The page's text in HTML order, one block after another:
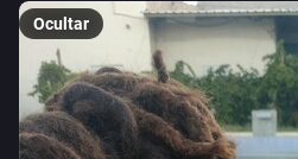
Ocultar